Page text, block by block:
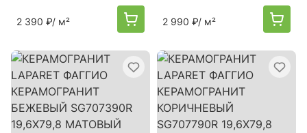
2 390 ₽/ м² 2 990 ₽/ м²